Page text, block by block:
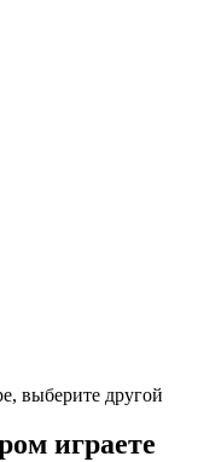
выберите другой
играете